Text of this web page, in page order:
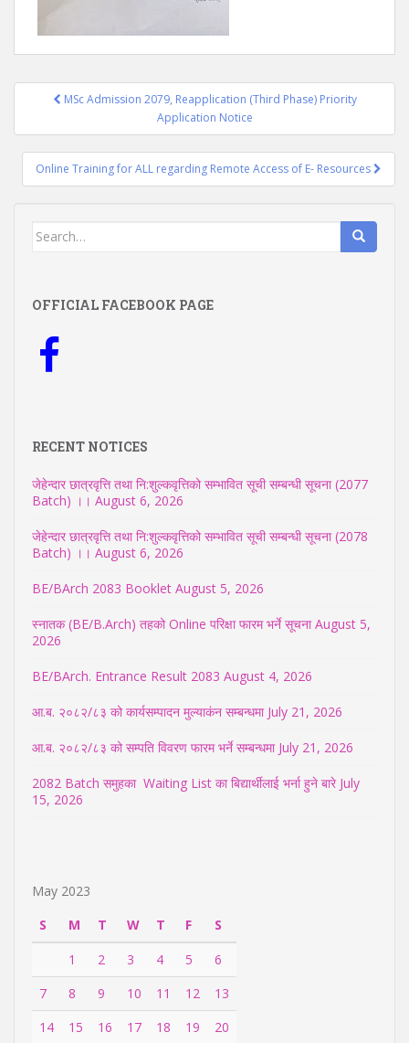
Post MSc Admission 2079, Reapplication (Third Phase) Priority
Application Notice
Online Training for ALL regarding Remote Access of E- Resources
Search
OFFICIAL FACEBOOK PAGE
RECENT NOTICES
जेहेन्दार छात्रवृत्ति तथा नि:शुल्कवृत्तिको सम्भावित सूची सम्बन्धी सूचना (2077
Batch) ।। August 6, 2026
जेहेन्दार छात्रवृत्ति तथा नि:शुल्कवृत्तिको सम्भावित सूची सम्बन्धी सूचना (2078
Batch) ।। August 6, 2026
BE/BArch 2083 Booklet August 5, 2026
स्नातक (BE/B.Arch) तहको Online परिक्षा फारम भर्ने सूचना August 5,
2026
BE/BArch. Entrance Result 2083 August 4, 2026
आ.ब. २०८२/८३ को कार्यसम्पादन मुल्याकंन सम्बन्धमा July 21, 2026
आ.ब. २०८२/८३ को सम्पति विवरण फारम भर्ने सम्बन्धमा July 21, 2026
2082 Batch समुहका Waiting List का बिद्यार्थीलाई भर्ना हुने बारे July
15, 2026
May 2023
S
M T W T F
S
1
2 3 4 5
6
7
8 9 10 11 12
13
14
15 16 17 18 19 20